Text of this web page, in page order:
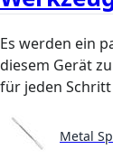
Es werden ein
diesem Gerät
für jeden
Metal